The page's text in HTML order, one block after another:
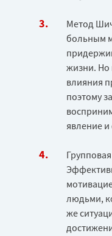
Метод
больным
жизни. Но
влияния
поэтому
явление
людьми,
же